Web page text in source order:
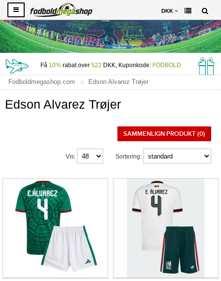
DKK
Få 10%rabat over 522 DKK, Kuponkode: FODBOLD
Fodboldmegashop.com Edson Alvarez Trøjer
Edson Alvarez Trøjer
SAMMENLIGN PRODUKT (0)
Sortering:
Vis: